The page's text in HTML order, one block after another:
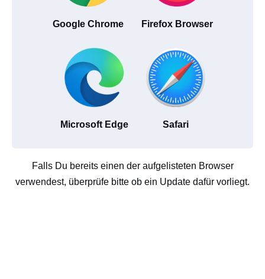
Google Chrome Firefox Browser
Microsoft Edge Safari
Falls Du bereits einen der aufgelisteten Browser
verwendest, überprüfe bitte ob ein Update dafür vorliegt.